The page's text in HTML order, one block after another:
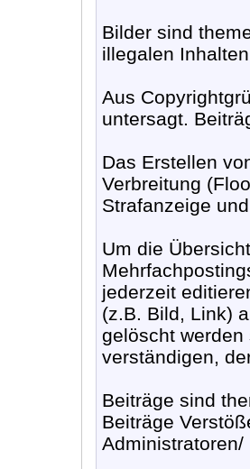
Bilder sind
illegalen
Aus
untersagt.
Das Erstellen
Verbreitung
Strafanzeige
Um die
jederzeit
(z.B. Bild, Link)
gelöscht
verständigen,
Beiträge sind
Beiträge